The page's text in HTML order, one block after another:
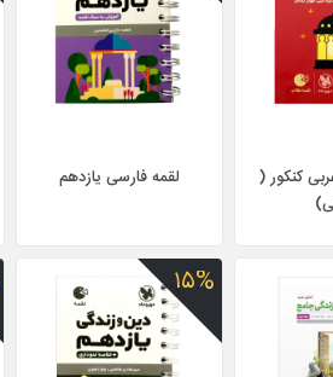
کنکور (
لقمه فارسی یازدهم
۱۵%